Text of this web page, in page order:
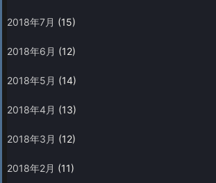
2018年7月 (15)
2018年6月 (12)
2018年5月 (14)
2018年4月 (13)
2018年3月 (12)
2018年2月 (11)